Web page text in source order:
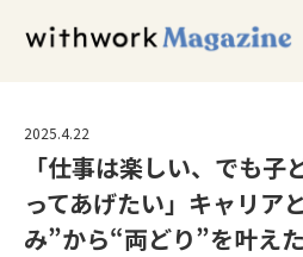
2025.4.22
「仕事は楽しい、でも
ってあげたい」キャリア
み”から“両どり”を叶え